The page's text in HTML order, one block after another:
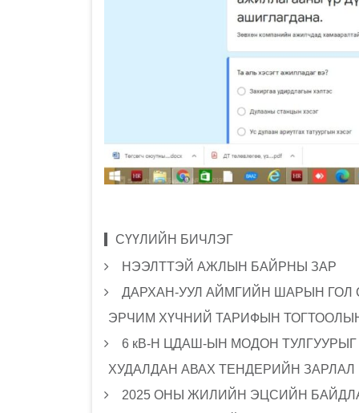
СҮҮЛИЙН БИЧЛЭГ
НЭЭЛТТЭЙ АЖЛЫН БАЙРНЫ ЗАР
ДАРХАН-УУЛ АЙМГИЙН ШАРЫН ГОЛ
ЭРЧИМ ХҮЧНИЙ ТАРИФЫН
6 кВ-Н ЦДАШ-ЫН МОДОН
ХУДАЛДАН АВАХ ТЕНДЕРИЙН ЗАРЛАЛ
2025 ОНЫ ЖИЛИЙН ЭЦСИЙН